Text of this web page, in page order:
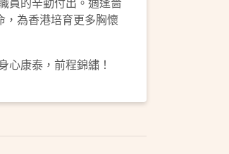
，為香港培育更多胸懷
心康泰，前程錦繡！